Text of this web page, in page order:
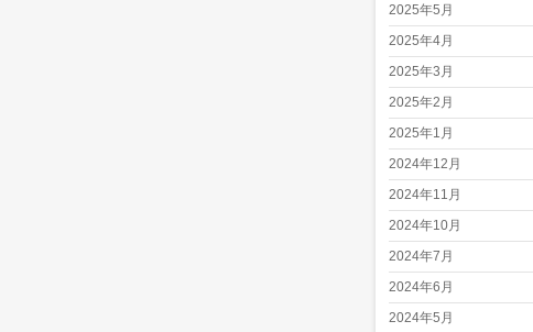
2025年5月
2025年4月
2025年3月
2025年2月
2025年1月
2024年12月
2024年11月
2024年10月
2024年7月
2024年6月
2024年5月